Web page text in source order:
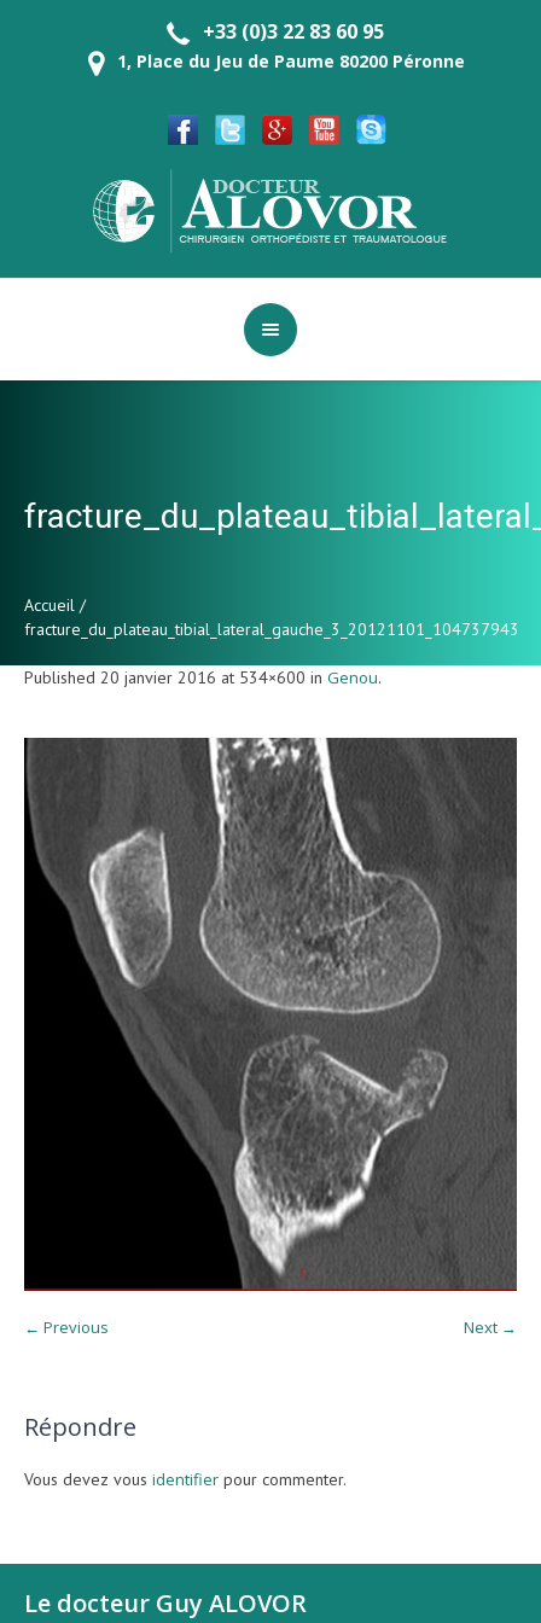
+33 (0)3 22 83 60 95
1, Place du Jeu de Paume 80200 Péronne
Accueil /
fracture_du_plateau_tibial_lateral_gauche_3_20121101_1047379434
Published 20 janvier 2016 at 534×600 in Genou.
← Previous Next →
Répondre
Vous devez vous identifier pour commenter.
Le docteur Guy ALOVOR